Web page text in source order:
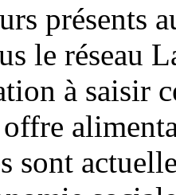
présents
le réseau
à saisir
sont